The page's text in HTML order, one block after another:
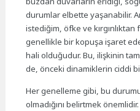
durumlar elbette yaşanabilir.
istediğim, öfke ve kırgınlıktan
genellikle bir kopuşa işaret
hali olduğudur. Bu, ilişkinin
de, önceki dinamiklerin ciddi
Her genelleme gibi, bu
olmadığını belirtmek